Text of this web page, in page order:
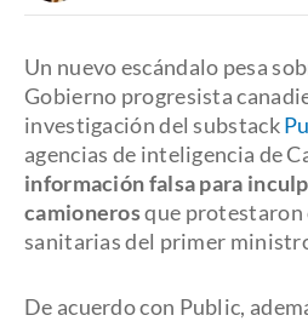
Un nuevo escándalo pesa
Gobierno progresista
investigación del substack
agencias de inteligencia de
información falsa para
camionerosque protestaron
sanitarias del primer
De acuerdo con Public,